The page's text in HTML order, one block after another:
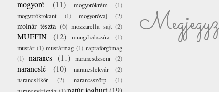
mogyoró (11) mogyorókrém
(1)
mogyorókrokant
(1) mogyoróvaj (2)
molnár tészta (6) mozzarella sajt (2)
MUFFIN (12) mungóbabcsíra
(1)
mustár (1) mustármag (1) napraforgómag
(1) narancs (11) narancsdzsem (2)
narancslé (10) narancslekvár
(2)
narancslikőr
(2) narancsszörp
(1)
natúr joghurt (19)